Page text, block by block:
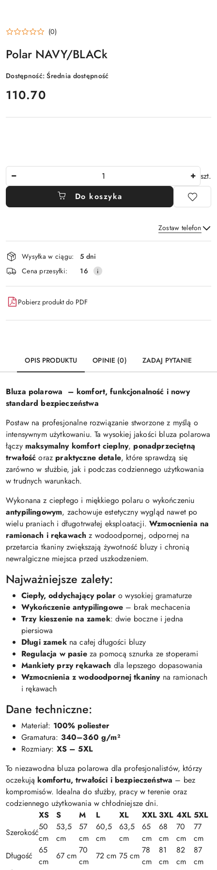
(0)
Polar NAVY/BLACk
Dostępność:Średnia dostępność
cena:
110.70
szt.
Do koszyka
Zostaw telefon
Wyślij
Dostępność
i
dostawa
Wysyłka w ciągu:
5 dni
Cena przesyłki:
16
Pobierz produkt do PDF
OPIS PRODUKTU OPINIE (0) ZADAJ PYTANIE
Bluza polarowa – komfort, funkcjonalność i nowy
standard bezpieczeństwa
Postaw na profesjonalne rozwiązanie stworzone z myślą o
intensywnym użytkowaniu. Ta wysokiej jakości bluza polarowa
łączy maksymalny komfort cieplny, ponadprzeciętną
trwałość oraz praktyczne detale, które sprawdzą się
zarówno w służbie, jak i podczas codziennego użytkowania
w trudnych warunkach.
Wykonana z ciepłego i miękkiego polaru o wykończeniu
antypilingowym, zachowuje estetyczny wygląd nawet po
wielu praniach i długotrwałej eksploatacji.Wzmocnienia na
ramionach i rękawach z wodoodpornej, odpornej na
przetarcia tkaniny zwiększają żywotność bluzy i chronią
newralgiczne miejsca przed uszkodzeniem.
Najważniejsze zalety:
Ciepły, oddychający polar o wysokiej gramaturze
Wykończenie antypilingowe – brak mechacenia
Trzy kieszenie na zamek: dwie boczne i jedna
piersiowa
Długi zamekna całej długości bluzy
Regulacja w pasieza pomocą sznurka ze stoperami
Mankiety przy rękawach dla lepszego dopasowania
Wzmocnienia z wodoodpornej tkaninyna ramionach
i rękawach
Dane techniczne:
Materiał: 100% poliester
Gramatura: 340–360 g/m²
Rozmiary: XS – 5XL
To niezawodna bluza polarowa dla profesjonalistów, którzy
oczekują komfortu, trwałości i bezpieczeństwa – bez
kompromisów. Idealna do służby, pracy w terenie oraz
codziennego użytkowania w chłodniejsze dni.
XS
S M L XL XXL 3XL 4XL 5XL
Szerokość
50
cm
53,5
cm
57
cm
60,5
cm
63,5
cm
65
cm
68
cm
70
cm
77
cm
Długość
65
cm
67 cm
70
cm
72 cm 75 cm
78
cm
81
cm
82
cm
87
cm